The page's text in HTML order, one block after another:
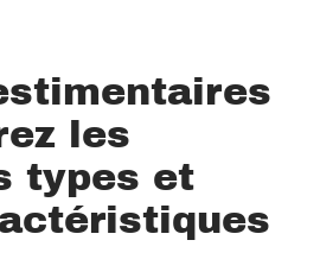
les
types et